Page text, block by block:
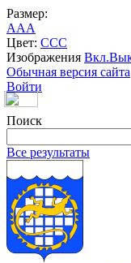
Размер:
AAA
Цвет: CCC
Изображения Вкл.
Обычная версия сайта
Войти
Поиск
Все результаты